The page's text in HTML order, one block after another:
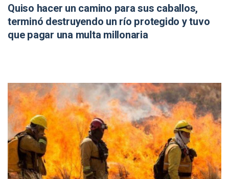
Quiso hacer un camino para sus caballos,
terminó destruyendo un río protegido y tuvo
que pagar una multa millonaria